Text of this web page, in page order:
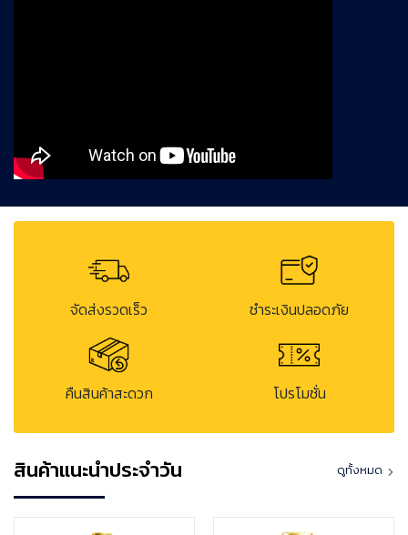
จัดส่งรวดเร็ว ชำระเงินปลอดภัย
คืนสินค้าสะดวก โปรโมชั่น
สินค้าแนะนำประจำวัน ดูทั้งหมด